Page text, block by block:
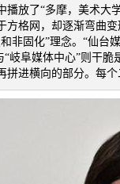
播放了“多摩，美术大
方格网，却逐渐弯曲
非固化”理念。“仙台
“岐阜媒体中心”则干
拼进横向的部分。每